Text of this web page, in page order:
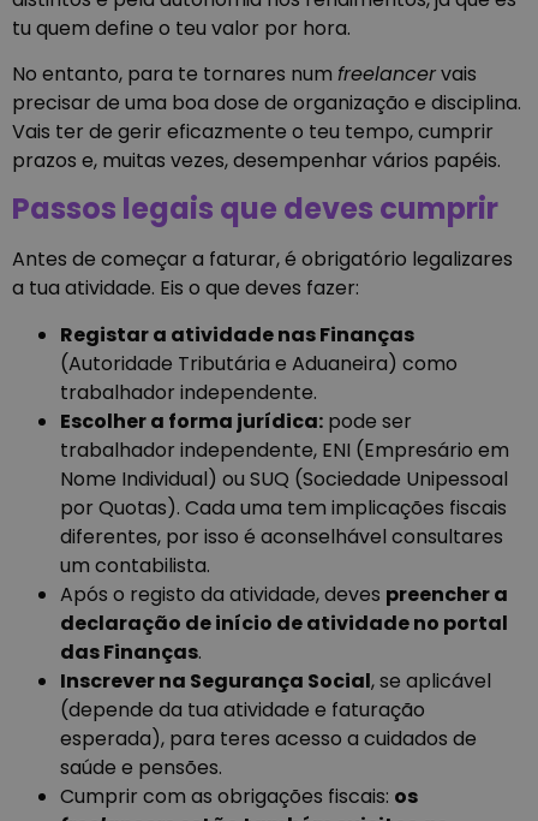
tu quem define o teu valor por hora.
No entanto, para te tornares num freelancervais
precisar de uma boa dose de organização e disciplina.
Vais ter de gerir eficazmente o teu tempo, cumprir
prazos e, muitas vezes, desempenhar vários papéis.
Passos legais que deves cumprir
Antes de começar a faturar, é obrigatório legalizares
a tua atividade. Eis o que deves fazer:
Registar a atividade nas Finanças
(Autoridade Tributária e Aduaneira) como
trabalhador independente.
Escolher a forma jurídica: pode ser
trabalhador independente, ENI (Empresário em
Nome Individual) ou SUQ (Sociedade Unipessoal
por Quotas). Cada uma tem implicações fiscais
diferentes, por isso é aconselhável consultares
um contabilista.
Após o registo da atividade, deves preencher a
declaração de início de atividade no portal
das Finanças.
Inscrever na Segurança Social, se aplicável
(depende da tua atividade e faturação
esperada), para teres acesso a cuidados de
saúde e pensões.
Cumprir com as obrigações fiscais: os